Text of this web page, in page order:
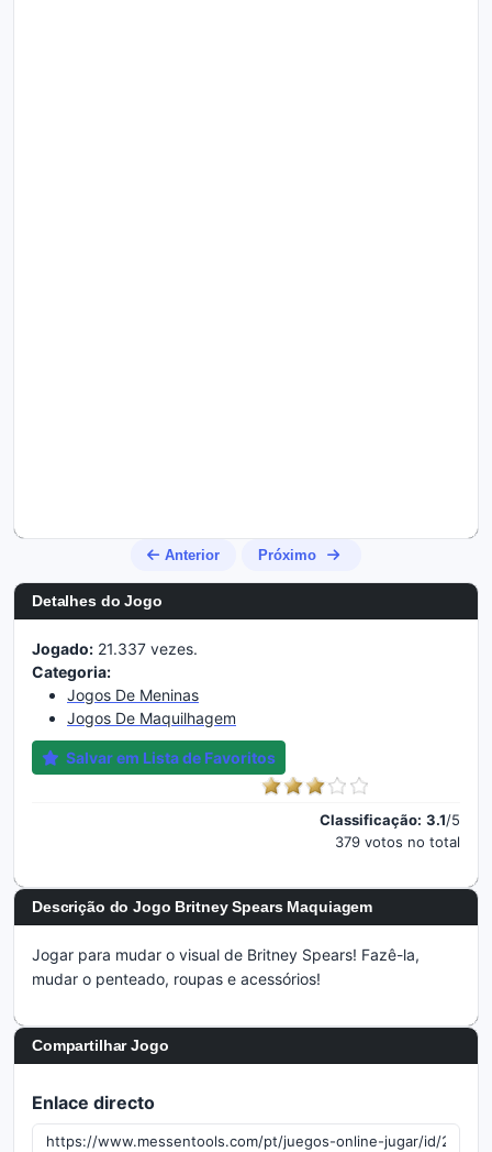
Anterior Próximo
Detalhes do Jogo
Jogado: 21.337 vezes.
Categoria:
Jogos De Meninas
Jogos De Maquilhagem
Salvar em Lista de Favoritos
Classificação: 3.1/5
379 votos no total
Descrição do Jogo Britney Spears Maquiagem
Jogar para mudar o visual de Britney Spears! Fazê-la,
mudar o penteado, roupas e acessórios!
Compartilhar Jogo
Enlace directo